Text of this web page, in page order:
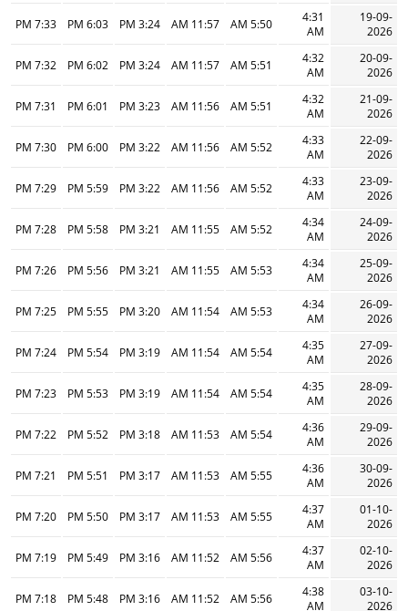
19-09-
2026
4:31
AM
5:50 AM
11:57 AM
3:24 PM
6:03 PM
7:33 PM
20-09-
2026
4:32
AM
5:51 AM
11:57 AM
3:24 PM
6:02 PM
7:32 PM
21-09-
2026
4:32
AM
5:51 AM
11:56 AM
3:23 PM
6:01 PM
7:31 PM
22-09-
2026
4:33
AM
5:52 AM
11:56 AM
3:22 PM
6:00 PM
7:30 PM
23-09-
2026
4:33
AM
5:52 AM
11:56 AM
3:22 PM
5:59 PM
7:29 PM
24-09-
2026
4:34
AM
5:52 AM
11:55 AM
3:21 PM
5:58 PM
7:28 PM
25-09-
2026
4:34
AM
5:53 AM
11:55 AM
3:21 PM
5:56 PM
7:26 PM
26-09-
2026
4:34
AM
5:53 AM
11:54 AM
3:20 PM
5:55 PM
7:25 PM
27-09-
2026
4:35
AM
5:54 AM
11:54 AM
3:19 PM
5:54 PM
7:24 PM
28-09-
2026
4:35
AM
5:54 AM
11:54 AM
3:19 PM
5:53 PM
7:23 PM
29-09-
2026
4:36
AM
5:54 AM
11:53 AM
3:18 PM
5:52 PM
7:22 PM
30-09-
2026
4:36
AM
5:55 AM
11:53 AM
3:17 PM
5:51 PM
7:21 PM
01-10-
2026
4:37
AM
5:55 AM
11:53 AM
3:17 PM
5:50 PM
7:20 PM
02-10-
2026
4:37
AM
5:56 AM
11:52 AM
3:16 PM
5:49 PM
7:19 PM
03-10-
2026
4:38
AM
5:56 AM
11:52 AM
3:16 PM
5:48 PM
7:18 PM